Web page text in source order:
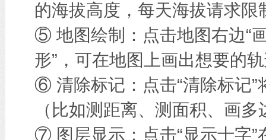
的海拔高度，每天海拔请求
⑤ 地图绘制：点击地图右边“画
形”，可在地图上画出想要的
⑥ 清除标记：点击“清除标记
（比如测距离、测面积、画多
⑦ 图层显示：点击“显示十字”